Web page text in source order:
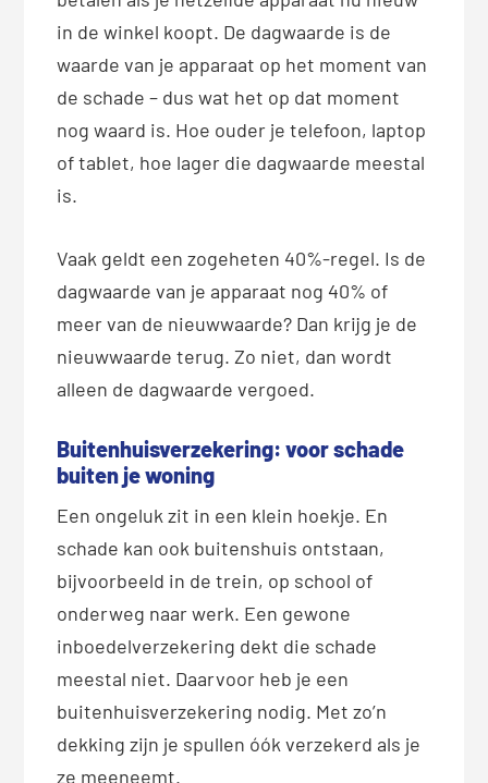
in de winkel koopt. De dagwaarde is de
waarde van je apparaat op het moment van
de schade – dus wat het op dat moment
nog waard is. Hoe ouder je telefoon, laptop
of tablet, hoe lager die dagwaarde meestal
is.
Vaak geldt een zogeheten 40%-regel. Is de
dagwaarde van je apparaat nog 40% of
meer van de nieuwwaarde? Dan krijg je de
nieuwwaarde terug. Zo niet, dan wordt
alleen de dagwaarde vergoed.
Buitenhuisverzekering: voor schade
buiten je woning
Een ongeluk zit in een klein hoekje. En
schade kan ook buitenshuis ontstaan,
bijvoorbeeld in de trein, op school of
onderweg naar werk. Een gewone
inboedelverzekering dekt die schade
meestal niet. Daarvoor heb je een
buitenhuisverzekering nodig. Met zo’n
dekking zijn je spullen óók verzekerd als je
ze meeneemt.